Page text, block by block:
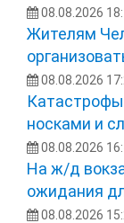
08.08.2026
Жителям
08.08.2026
носками и
08.08.2026
На ж/д
ожидания
08.08.2026